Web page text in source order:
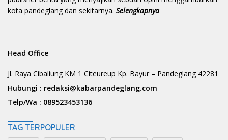
kota pandeglang dan sekitarnya. Selengkapnya
Head Office
Jl. Raya Cibaliung KM 1 Citeureup Kp. Bayur – Pandeglang 42281
Hubungi : redaksi@kabarpandeglang.com
Telp/Wa : 089523453136
TAG TERPOPULER